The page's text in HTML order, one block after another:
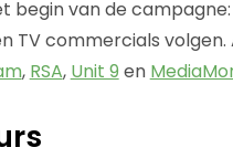
begin van de
TV commercials
, RSA, Unit 9 en